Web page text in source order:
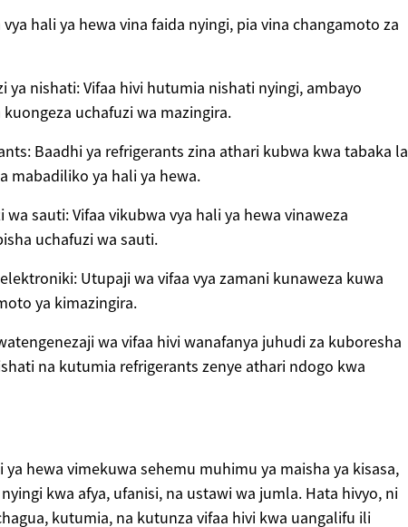
vya hali ya hewa vina faida nyingi, pia vina changamoto za
ya nishati: Vifaa hivi hutumia nishati nyingi, ambayo
kuongeza uchafuzi wa mazingira.
Baadhi ya refrigerants zina athari kubwa kwa tabaka la
mabadiliko ya hali ya hewa.
wa sauti: Vifaa vikubwa vya hali ya hewa vinaweza
uchafuzi wa sauti.
Utupaji wa vifaa vya zamani kunaweza kuwa
ya kimazingira.
wa vifaa hivi wanafanya juhudi za kuboresha
na kutumia refrigerants zenye athari ndogo kwa
ya hewa vimekuwa sehemu muhimu ya maisha ya kisasa,
kwa afya, ufanisi, na ustawi wa jumla. Hata hivyo, ni
kutumia, na kutunza vifaa hivi kwa uangalifu ili